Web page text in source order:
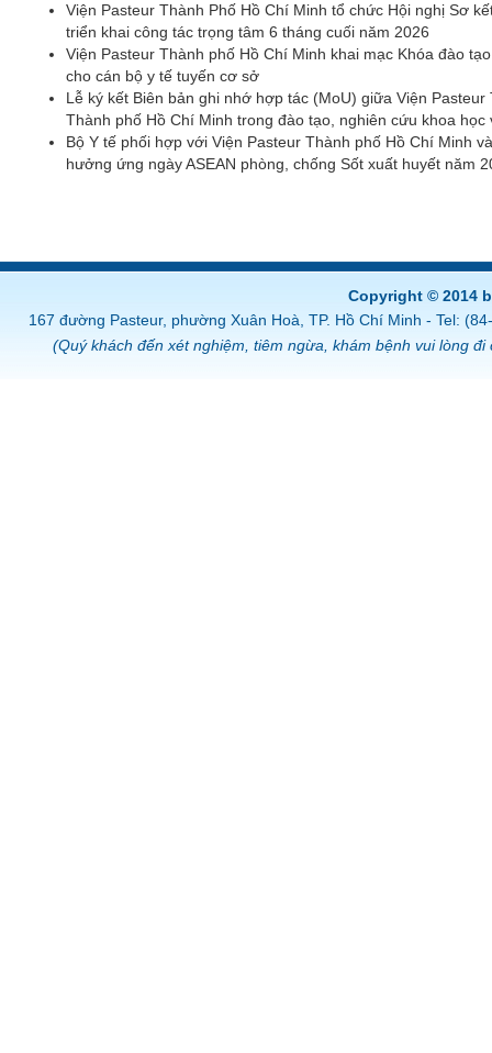
Viện Pasteur Thành Phố Hồ Chí Minh tổ chức Hội nghị Sơ
triển khai công tác trọng tâm 6 tháng cuối năm 2026
Viện Pasteur Thành phố Hồ Chí Minh khai mạc Khóa đào
cho cán bộ y tế tuyến cơ sở
Lễ ký kết Biên bản ghi nhớ hợp tác (MoU) giữa Viện
Thành phố Hồ Chí Minh trong đào tạo, nghiên cứu khoa
Bộ Y tế phối hợp với Viện Pasteur Thành phố Hồ Chí Minh
hưởng ứng ngày ASEAN phòng, chống Sốt xuất huyết năm
Copyright © 2014
167 đường Pasteur, phường Xuân Hoà, TP. Hồ Chí Minh - Tel:
(Quý khách đến xét nghiệm, tiêm ngừa, khám bệnh vui lòng